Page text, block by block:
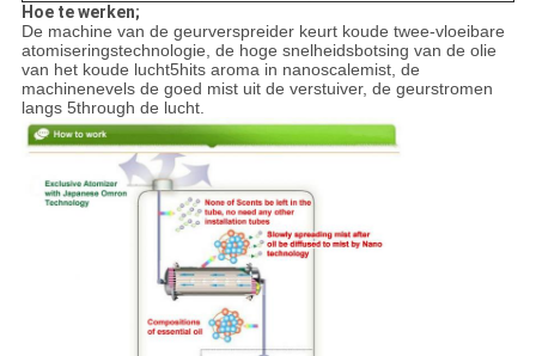
Hoe te werken;
De machine van de geurverspreider keurt koude twee-vloeibare
atomiseringstechnologie, de hoge snelheidsbotsing van de olie
van het koude lucht5hits aroma in nanoscalemist, de
machinenevels de goed mist uit de verstuiver, de geurstromen
langs 5through de lucht.